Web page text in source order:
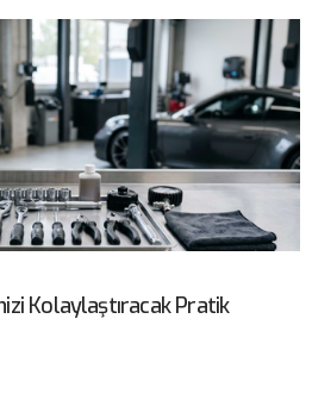
Kolaylaştıracak Pratik